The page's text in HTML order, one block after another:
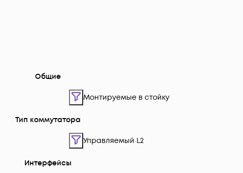
Общие
Монтируемые в стойку
Тип коммутатора
Управляемый L2
Интерфейсы